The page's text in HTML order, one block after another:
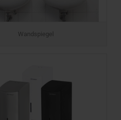
Wandspiegel